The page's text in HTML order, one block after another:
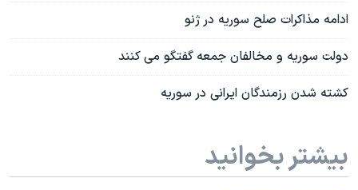
ادامه مذاکرات صلح سوریه در ژنو
دولت سوریه و مخالفان جمعه گفتگو می کنند
کشته شدن رزمندگان ایرانی در سوریه
بیشتر بخوانید